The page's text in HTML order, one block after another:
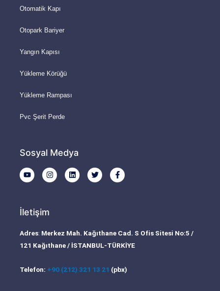
Otomatik Kapı
Otopark Bariyer
Yangın Kapısı
Yükleme Körüğü
Yükleme Rampası
Pvc Şerit Perde
Sosyal Medya
Y
o
u
b
e
I
n
s
r
m
L
i
n
T
w
i
F
a
c
-
f
İletişim
Adres: Merkez Mah. Kağıthane Cad. S Ofis Sitesi No:5 /
121 Kağıthane / İSTANBUL-TÜRKİYE
Telefon: +90 (212) 321 13 21 (pbx)